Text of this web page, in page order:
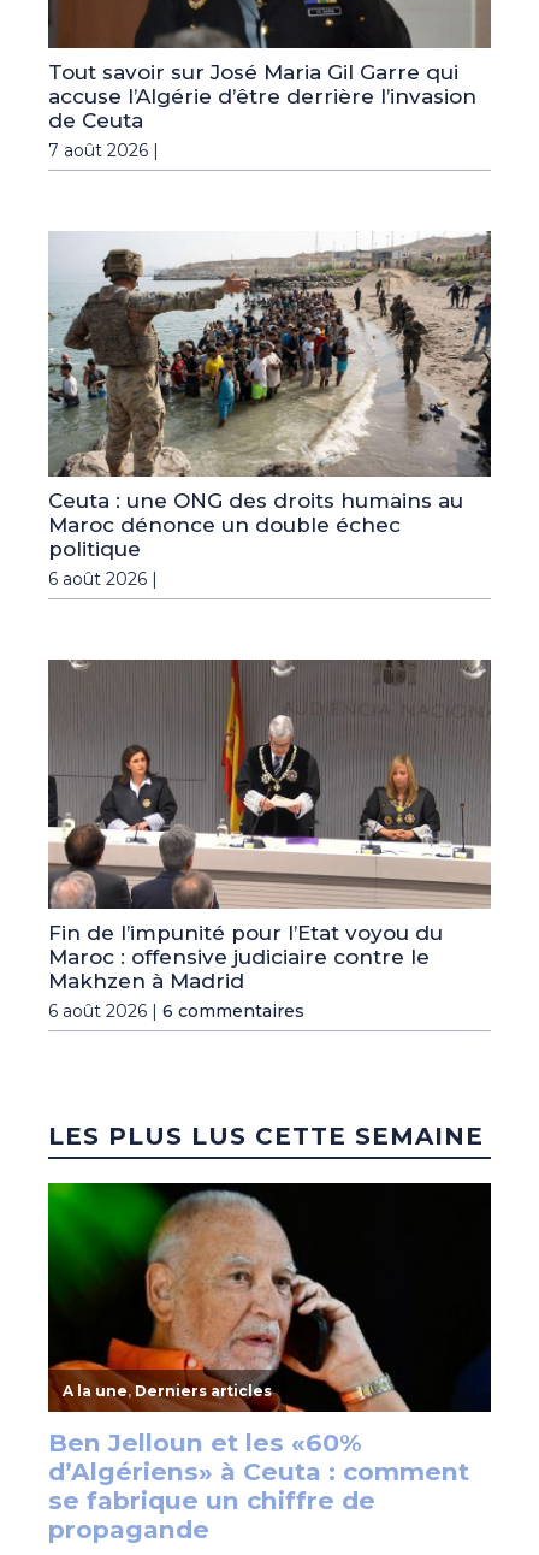
Tout savoir sur José Maria Gil Garre qui
accuse l’Algérie d’être derrière l’invasion
de Ceuta
7 août 2026 |
Ceuta : une ONG des droits humains au
Maroc dénonce un double échec
politique
6 août 2026 |
Fin de l’impunité pour l’Etat voyou du
Maroc : offensive judiciaire contre le
Makhzen à Madrid
6 août 2026 | 6 commentaires
LES PLUS LUS CETTE SEMAINE